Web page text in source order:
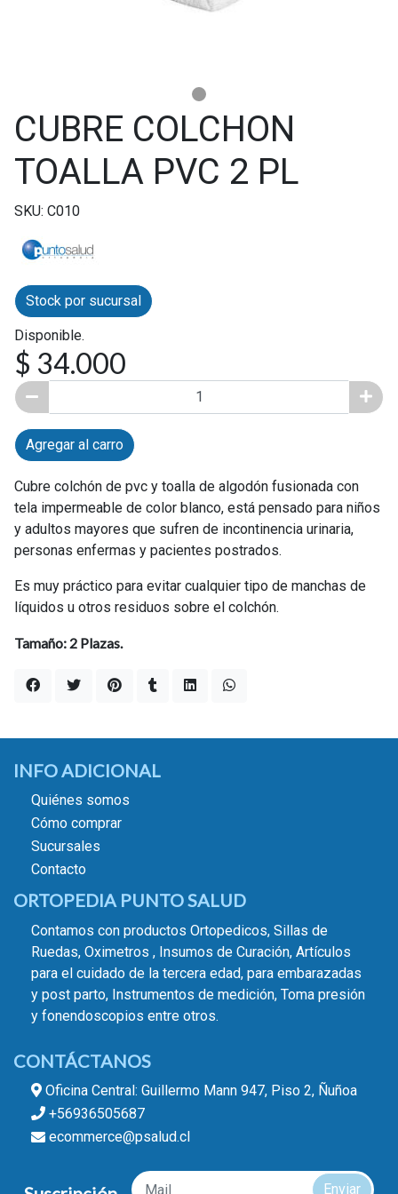
CUBRE COLCHON
TOALLA PVC 2 PL
SKU: C010
Stock por sucursal
Disponible.
$ 34.000
Agregar al carro
Cubre colchón de pvc y toalla de algodón fusionada con
tela impermeable de color blanco, está pensado para niños
y adultos mayores que sufren de incontinencia urinaria,
personas enfermas y pacientes postrados.
Es muy práctico para evitar cualquier tipo de manchas de
líquidos u otros residuos sobre el colchón.
Tamaño: 2 Plazas.
INFO ADICIONAL
Quiénes somos
Cómo comprar
Sucursales
Contacto
ORTOPEDIA PUNTO SALUD
Contamos con productos Ortopedicos, Sillas de
Ruedas, Oximetros , Insumos de Curación, Artículos
para el cuidado de la tercera edad, para embarazadas
y post parto, Instrumentos de medición, Toma presión
y fonendoscopios entre otros.
CONTÁCTANOS
Oficina Central: Guillermo Mann 947, Piso 2, Ñuñoa
+56936505687
ecommerce@psalud.cl
Enviar